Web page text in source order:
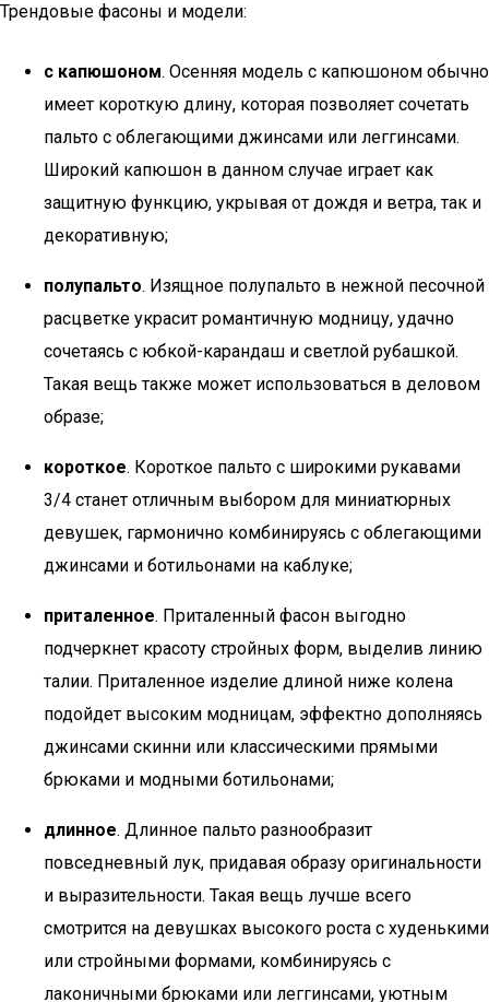
Трендовые фасоны и модели:
с капюшоном. Осенняя модель с капюшоном обычно
имеет короткую длину, которая позволяет сочетать
пальто с облегающими джинсами или леггинсами.
Широкий капюшон в данном случае играет как
защитную функцию, укрывая от дождя и ветра, так и
декоративную;
полупальто. Изящное полупальто в нежной песочной
расцветке украсит романтичную модницу, удачно
сочетаясь с юбкой-карандаш и светлой рубашкой.
Такая вещь также может использоваться в деловом
образе;
короткое. Короткое пальто с широкими рукавами
3/4 станет отличным выбором для миниатюрных
девушек, гармонично комбинируясь с облегающими
джинсами и ботильонами на каблуке;
приталенное. Приталенный фасон выгодно
подчеркнет красоту стройных форм, выделив линию
талии. Приталенное изделие длиной ниже колена
подойдет высоким модницам, эффектно дополняясь
джинсами скинни или классическими прямыми
брюками и модными ботильонами;
длинное. Длинное пальто разнообразит
повседневный лук, придавая образу оригинальности
и выразительности. Такая вещь лучше всего
смотрится на девушках высокого роста с худенькими
или стройными формами, комбинируясь с
лаконичными брюками или леггинсами, уютным